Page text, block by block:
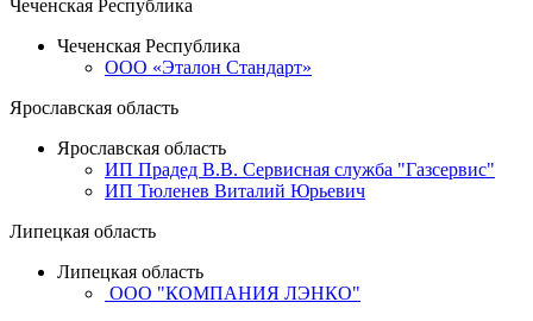
Чеченская Республика
Чеченская Республика
ООО «Эталон Стандарт»
Ярославская область
Ярославская область
ИП Прадед В.В. Сервисная служба "Газсервис"
ИП Тюленев Виталий Юрьевич
Липецкая область
Липецкая область
ООО "КОМПАНИЯ ЛЭНКО"